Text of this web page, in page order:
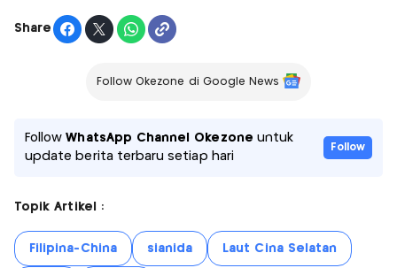
Share
Follow Okezone di Google News
FollowWhatsApp Channel Okezone untuk
update berita terbaru setiap hari
Follow
Topik Artikel :
Filipina-China sianida Laut Cina Selatan